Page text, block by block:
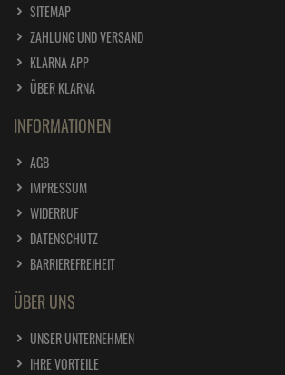
SITEMAP
ZAHLUNG UND VERSAND
KLARNA APP
ÜBER KLARNA
INFORMATIONEN
AGB
IMPRESSUM
WIDERRUF
DATENSCHUTZ
BARRIEREFREIHEIT
ÜBER UNS
UNSER UNTERNEHMEN
IHRE VORTEILE